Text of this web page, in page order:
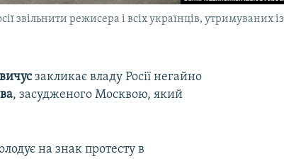
звільнити режисера і всіх українців, утримуваних із
закликає владу Росії негайно
, засудженого Москвою, який
на знак протесту в